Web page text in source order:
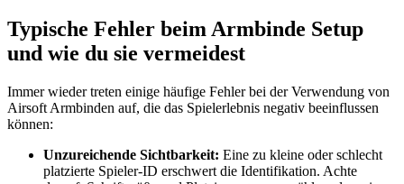
Typische Fehler beim Armbinde Setup
und wie du sie vermeidest
Immer wieder treten einige häufige Fehler bei der Verwendung von
Airsoft Armbinden auf, die das Spielerlebnis negativ beeinflussen
können:
Unzureichende Sichtbarkeit: Eine zu kleine oder schlecht
platzierte Spieler-ID erschwert die Identifikation. Achte